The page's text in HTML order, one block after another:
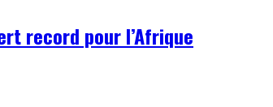
record pour l’Afrique